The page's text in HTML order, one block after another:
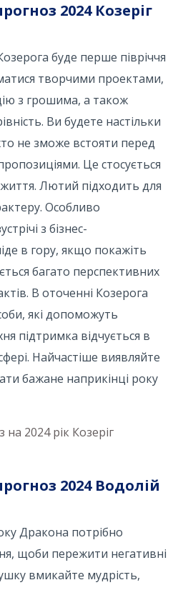
2024 Козеріг
буде перше півріччя
творчими проектами,
з грошима, а також
Ви будете настільки
не зможе встояти перед
Це стосується
Лютий підходить для
Особливо
з бізнес-
в гору, якщо покажіть
багато перспективних
В оточенні Козерога
які допоможуть
підтримка відчується в
Найчастіше виявляйте
бажане наприкінці року
2024 рік Козеріг
2024 Водолій
Дракона потрібно
щоби пережити негативні
вмикайте мудрість,